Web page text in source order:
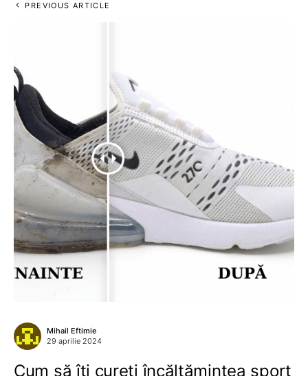
PREVIOUS ARTICLE
Mihail Eftimie
29 aprilie 2024
Cum să îți cureți încălțămintea sport